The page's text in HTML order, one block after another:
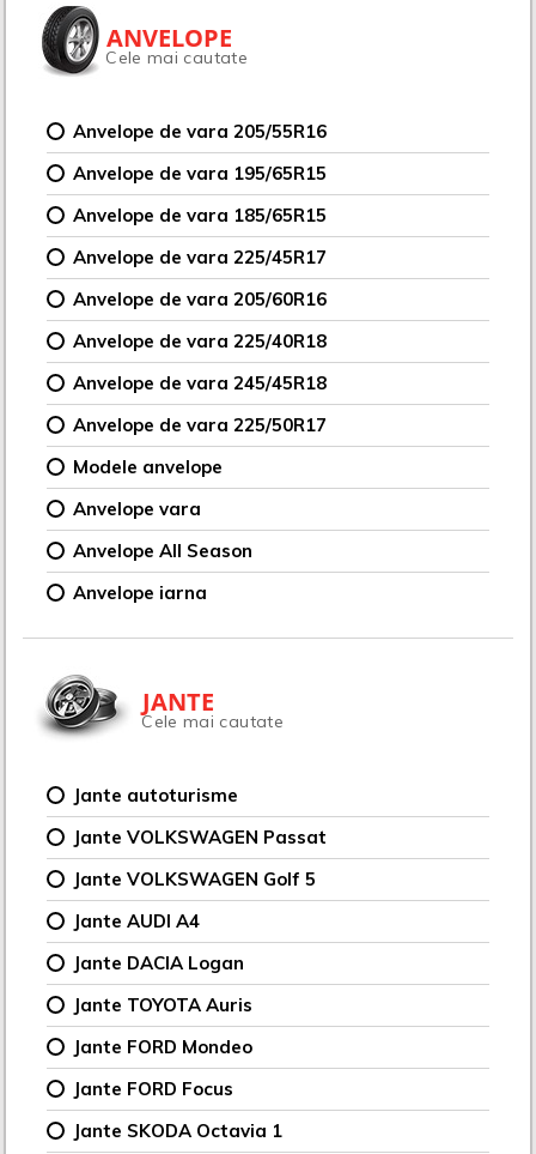
ANVELOPE
Cele mai cautate
Anvelope de vara 205/55R16
Anvelope de vara 195/65R15
Anvelope de vara 185/65R15
Anvelope de vara 225/45R17
Anvelope de vara 205/60R16
Anvelope de vara 225/40R18
Anvelope de vara 245/45R18
Anvelope de vara 225/50R17
Modele anvelope
Anvelope vara
Anvelope All Season
Anvelope iarna
JANTE
Cele mai cautate
Jante autoturisme
Jante VOLKSWAGEN Passat
Jante VOLKSWAGEN Golf 5
Jante AUDI A4
Jante DACIA Logan
Jante TOYOTA Auris
Jante FORD Mondeo
Jante FORD Focus
Jante SKODA Octavia 1